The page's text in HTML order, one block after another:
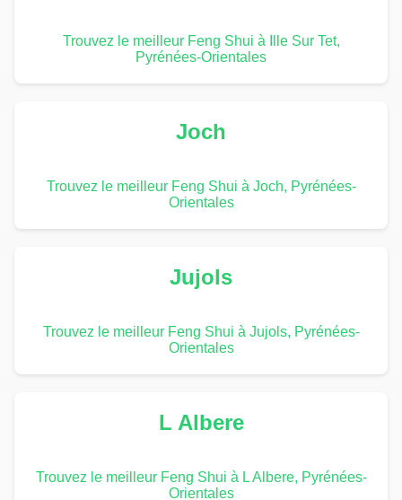
Trouvez le meilleur Feng Shui à Ille Sur Tet,
Pyrénées-Orientales
Joch
Trouvez le meilleur Feng Shui à Joch, Pyrénées-
Orientales
Jujols
Trouvez le meilleur Feng Shui à Jujols, Pyrénées-
Orientales
L Albere
Trouvez le meilleur Feng Shui à L Albere, Pyrénées-
Orientales